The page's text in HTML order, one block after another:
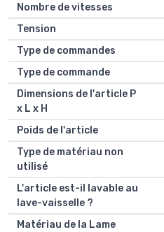
Nombre de vitesses
Tension
Type de commandes
Type de commande
Dimensions de l'article P
x L x H
Poids de l'article
Type de matériau non
utilisé
L'article est-il lavable au
lave-vaisselle ?
Matériau de la Lame